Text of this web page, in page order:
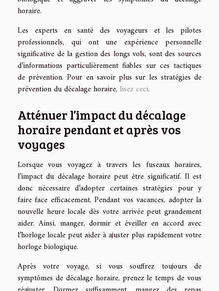
horaire.
Les experts en santé des voyageurs et les pilotes
professionnels, qui ont une expérience personnelle
significative de la gestion des longs vols, sont des sources
d’informations particulièrement fiables sur ces tactiques
de prévention. Pour en savoir plus sur les stratégies de
prévention du décalage horaire, lisez ceci.
Atténuer l’impact du décalage
horaire pendant et après vos
voyages
Lorsque vous voyagez à travers les fuseaux horaires,
l’impact du décalage horaire peut être significatif. Il est
donc nécessaire d’adopter certaines stratégies pour y
faire face efficacement. Pendant vos vacances, adopter la
nouvelle heure locale dès votre arrivée peut grandement
aider. Ainsi, manger, dormir et éveiller en accord avec
l’horloge locale peut aider à ajuster plus rapidement votre
horloge biologique.
Après votre voyage, si vous souffrez toujours de
symptômes de décalage horaire, prenez le temps de vous